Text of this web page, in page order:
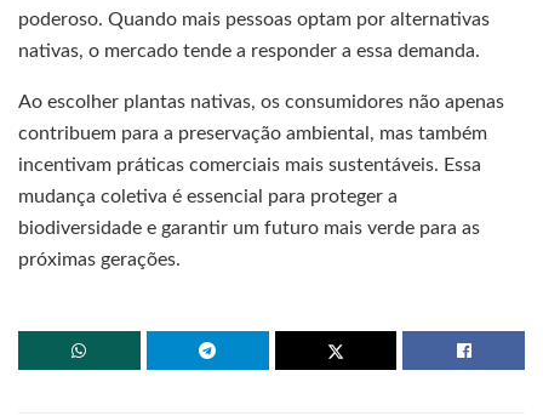
poderoso. Quando mais pessoas optam por alternativas
nativas, o mercado tende a responder a essa demanda.
Ao escolher plantas nativas, os consumidores não apenas
contribuem para a preservação ambiental, mas também
incentivam práticas comerciais mais sustentáveis. Essa
mudança coletiva é essencial para proteger a
biodiversidade e garantir um futuro mais verde para as
próximas gerações.